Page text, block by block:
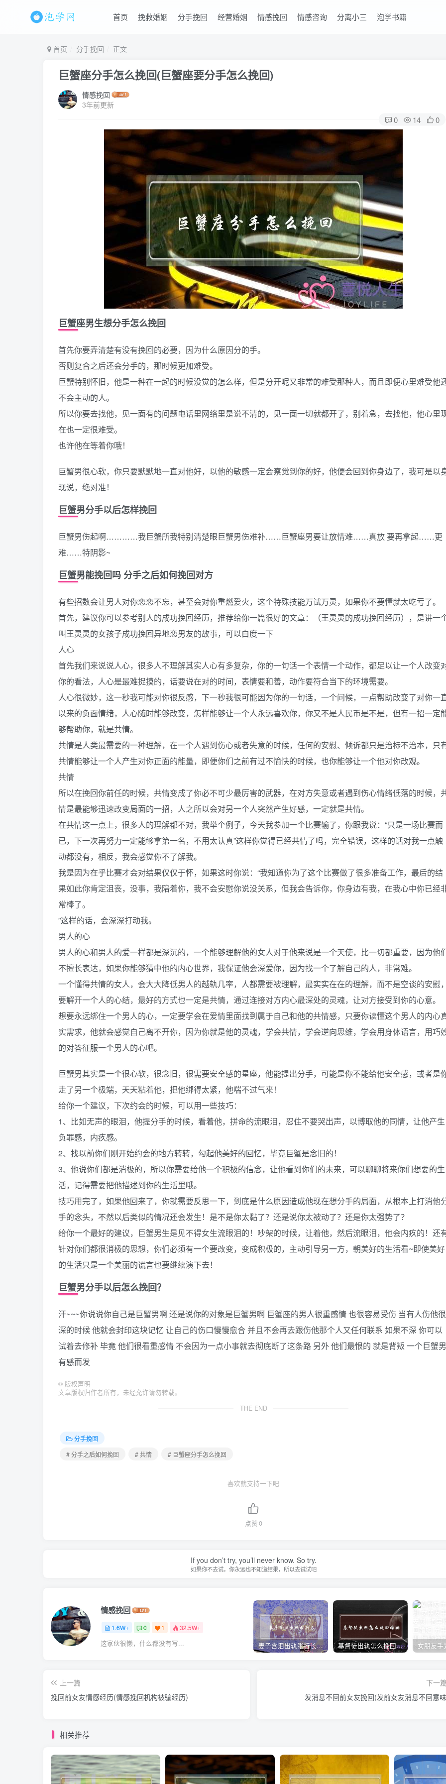
首页 挽救婚姻 分手挽回 经营婚姻 情感挽回 情感咨询 分离小三 泡学书籍
首页 分手挽回 正文
巨蟹座分手怎么挽回(巨蟹座要分手怎么挽回)
情感挽回
3年前更新
0 14 0
巨蟹座男生想分手怎么挽回
首先你要弄清楚有没有挽回的必要，因为什么原因分的手。
否则复合之后还会分手的，那时候更加难受。
巨蟹特别怀旧，他是一种在一起的时候没觉的怎么样，但是分开呢又非常的难受那种人，而且即便心里难受他
不会主动的人。
所以你要去找他，见一面有的问题电话里网络里是说不清的，见一面一切就都开了，别着急，去找他，他心里
在也一定很难受。
也许他在等着你哦！
巨蟹男很心软，你只要默默地一直对他好，以他的敏感一定会察觉到你的好，他便会回到你身边了，我可是以
现说，绝对准！
巨蟹男分手以后怎样挽回
巨蟹男伤起啊…………我巨蟹所我特别清楚眼巨蟹男伤难补……巨蟹座男要让放情难……真放 要再拿起……更
难……特阴影~
巨蟹男能挽回吗 分手之后如何挽回对方
有些招数会让男人对你恋恋不忘，甚至会对你重燃爱火，这个特殊技能万试万灵，如果你不要懂就太吃亏了。
首先，建议你可以参考别人的成功挽回经历，推荐给你一篇很好的文章：（王灵灵的成功挽回经历），是讲一
叫王灵灵的女孩子成功挽回异地恋男友的故事，可以白度一下
人心
首先我们来说说人心，很多人不理解其实人心有多复杂，你的一句话一个表情一个动作，都足以让一个人改变
你的看法，人心是最难捉摸的，话要说在对的时间，表情要和善，动作要符合当下的环境需要。
人心很微妙，这一秒我可能对你很反感，下一秒我很可能因为你的一句话，一个问候，一点帮助改变了对你一
以来的负面情绪，人心随时能够改变，怎样能够让一个人永远喜欢你，你又不是人民币是不是，但有一招一定
够帮助你，就是共情。
共情是人类最需要的一种理解，在一个人遇到伤心或者失意的时候，任何的安慰、倾诉都只是治标不治本，只
共情能够让一个人产生对你正面的能量，即便你们之前有过不愉快的时候，也你能够让一个他对你改观。
共情
所以在挽回你前任的时候，共情变成了你必不可少最厉害的武器，在对方失意或者遇到伤心情绪低落的时候，
情是最能够迅速改变局面的一招，人之所以会对另一个人突然产生好感，一定就是共情。
在共情这一点上，很多人的理解都不对，我举个例子，今天我参加一个比赛输了，你跟我说：“只是一场比赛而
已，下一次再努力一定能够拿第一名，不用太认真”这样你觉得已经共情了吗，完全错误，这样的话对我一点触
动都没有，相反，我会感觉你不了解我。
我是因为在乎比赛才会对结果仅仅于怀，如果这时你说：“我知道你为了这个比赛做了很多准备工作，最后的结
果如此你肯定沮丧，没事，我陪着你，我不会安慰你说没关系，但我会告诉你，你身边有我，在我心中你已经
常棒了。
”这样的话，会深深打动我。
男人的心
男人的心和男人的爱一样都是深沉的，一个能够理解他的女人对于他来说是一个天使，比一切都重要，因为他
不擅长表达，如果你能够猜中他的内心世界，我保证他会深爱你，因为找一个了解自己的人，非常难。
一个懂得共情的女人，会大大降低男人的越轨几率，人都需要被理解，最实实在在的理解，而不是空谈的安慰
要解开一个人的心结，最好的方式也一定是共情，通过连接对方内心最深处的灵魂，让对方接受到你的心意。
想要永远绑住一个男人的心，一定要学会在爱情里面找到属于自己和他的共情感，只要你读懂这个男人的内心
实需求，他就会感觉自己离不开你，因为你就是他的灵魂，学会共情，学会逆向思维，学会用身体语言，用巧
的对答征服一个男人的心吧。
巨蟹男其实是一个很心软，很念旧，很需要安全感的星座，他能提出分手，可能是你不能给他安全感，或者是
走了另一个极端，天天粘着他，把他绑得太紧，他喘不过气来！
给你一个建议，下次约会的时候，可以用一些技巧：
1、比如无声的眼泪，他提分手的时候，看着他，拼命的流眼泪，忍住不要哭出声，以博取他的同情，让他产生
负罪感，内疚感。
2、找以前你们刚开始约会的地方转转，勾起他美好的回忆，毕竟巨蟹是念旧的！
3、他说你们都是消极的，所以你需要给他一个积极的信念，让他看到你们的未来，可以聊聊将来你们想要的生
活，记得需要把他描述到你的生活里哦。
技巧用完了，如果他回来了，你就需要反思一下，到底是什么原因造成他现在想分手的局面，从根本上打消他
手的念头，不然以后类似的情况还会发生！是不是你太黏了？还是说你太被动了？还是你太强势了？
给你一个最好的建议，巨蟹男生是见不得女生流眼泪的！吵架的时候，让着他，然后流眼泪，他会内疚的！还
针对你们都很消极的思想，你们必须有一个要改变，变成积极的，主动引导另一方，朝美好的生活看~即使美好
的生活只是一个美丽的谎言也要继续演下去！
巨蟹男分手以后怎么挽回？
汗~~~你说说你自己是巨蟹男啊 还是说你的对象是巨蟹男啊 巨蟹座的男人很重感情 也很容易受伤 当有人伤他很
深的时候 他就会封印这块记忆 让自己的伤口慢慢愈合 并且不会再去跟伤他那个人又任何联系 如果不深 你可以
试着去修补 毕竟 他们很看重感情 不会因为一点小事就去彻底断了这条路 另外 他们最恨的 就是背叛 一个巨蟹男
有感而发
© 版权声明
文章版权归作者所有，未经允许请勿转载。
THE END
分手挽回
# 分手之后如何挽回
# 共情 # 巨蟹座分手怎么挽回
喜欢就支持一下吧
点赞0
If you don’t try, you’ll never know. So try.
如果你不去试，你永远也不知道结果，所以去试试吧
情感挽回
1.6W+ 0 1 32.5W+
这家伙很懒，什么都没有写... 妻子含泪出轨张行长 她说全都是因为家中 基督徒出轨怎么挽回婚姻(基督徒面对出轨婚姻)
上一篇
挽回前女友情感经历(情感挽回机构被骗经历)
下一
发消息不回前女友挽回(发前女友消息不回意
相关推荐